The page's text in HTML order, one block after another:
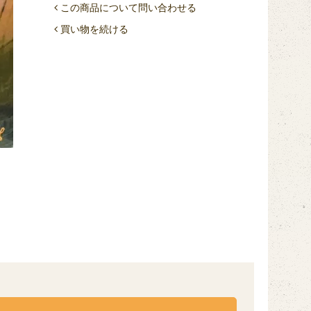
この商品について問い合わせる
買い物を続ける